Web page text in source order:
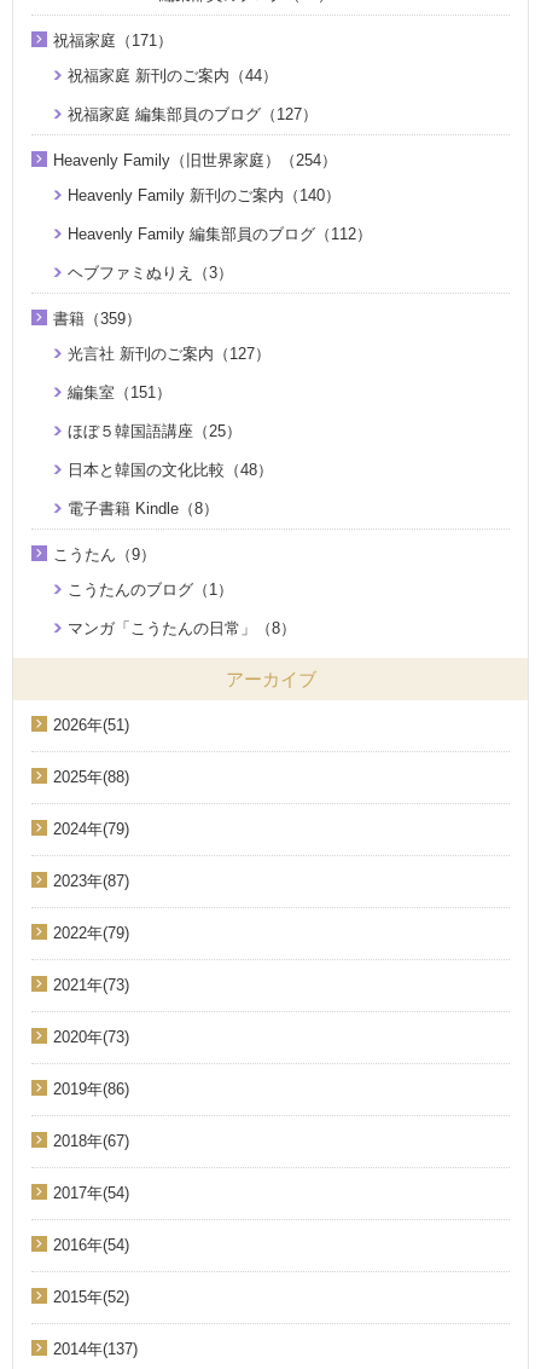
祝福家庭（171）
祝福家庭 新刊のご案内（44）
祝福家庭 編集部員のブログ（127）
Heavenly Family（旧世界家庭）（254）
Heavenly Family 新刊のご案内（140）
Heavenly Family 編集部員のブログ（112）
ヘブファミぬりえ（3）
書籍（359）
光言社 新刊のご案内（127）
編集室（151）
ほぼ５韓国語講座（25）
日本と韓国の文化比較（48）
電子書籍 Kindle（8）
こうたん（9）
こうたんのブログ（1）
マンガ「こうたんの日常」（8）
アーカイブ
2026年(51)
2025年(88)
2024年(79)
2023年(87)
2022年(79)
2021年(73)
2020年(73)
2019年(86)
2018年(67)
2017年(54)
2016年(54)
2015年(52)
2014年(137)